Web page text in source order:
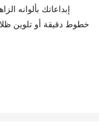
إبداعاتك بألوانه
خطوط دقيقة أو تلوين